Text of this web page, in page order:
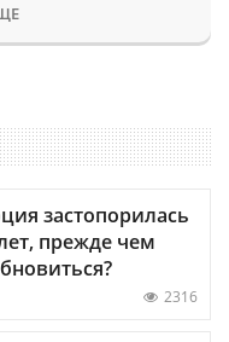
застопорилась
прежде чем
2316